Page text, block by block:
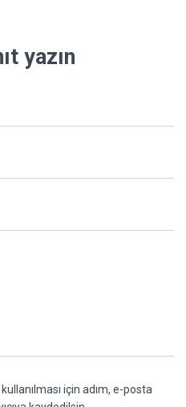
yazın
için adım, e-posta